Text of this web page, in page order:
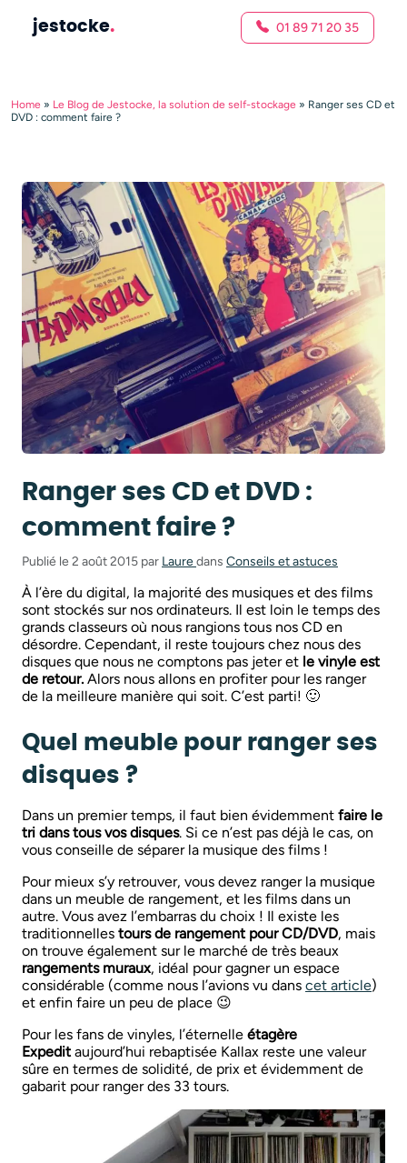
jestocke. 01 89 71 20 35
Home » Le Blog de Jestocke, la solution de self-stockage » Ranger ses CD et
DVD : comment faire ?
Ranger ses CD et DVD :
comment faire ?
Publié le 2 août 2015 par Lauredans Conseils et astuces
À l’ère du digital, la majorité des musiques et des films
sont stockés sur nos ordinateurs. Il est loin le temps des
grands classeurs où nous rangions tous nos CD en
désordre. Cependant, il reste toujours chez nous des
disques que nous ne comptons pas jeter et le vinyle est
de retour. Alors nous allons en profiter pour les ranger
de la meilleure manière qui soit. C’est parti! 🙂
Quel meuble pour ranger ses
disques ?
Dans un premier temps, il faut bien évidemment faire le
tri dans tous vos disques. Si ce n’est pas déjà le cas, on
vous conseille de séparer la musique des films !
Pour mieux s’y retrouver, vous devez ranger la musique
dans un meuble de rangement, et les films dans un
autre. Vous avez l’embarras du choix ! Il existe les
traditionnelles tours de rangement pour CD/DVD, mais
on trouve également sur le marché de très beaux
rangements muraux, idéal pour gagner un espace
considérable (comme nous l’avions vu dans cet article)
et enfin faire un peu de place 😉
Pour les fans de vinyles, l’éternelle étagère
Expeditaujourd’hui rebaptisée Kallax reste une valeur
sûre en termes de solidité, de prix et évidemment de
gabarit pour ranger des 33 tours.